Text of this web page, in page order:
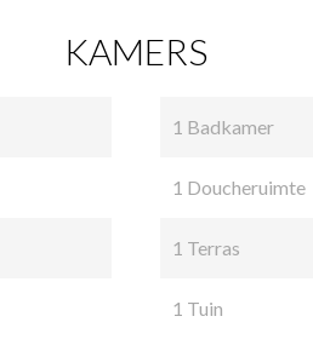
KAMERS
1 Badkamer
1 Doucheruimte
1 Terras
1 Tuin